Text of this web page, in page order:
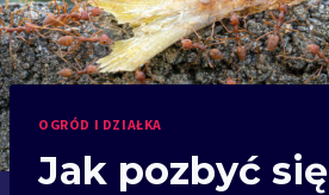
OGRÓD I DZIAŁKA
Jak pozbyć się